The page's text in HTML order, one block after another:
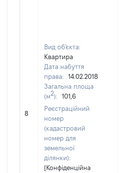
8
Вид об'єкта:
Квартира
Дата набуття
права:
14.02.2018
Загальна площа
(м2):
101,6
Реєстраційний
номер
(кадастровий
номер для
земельної
ділянки):
[Конфіденційна